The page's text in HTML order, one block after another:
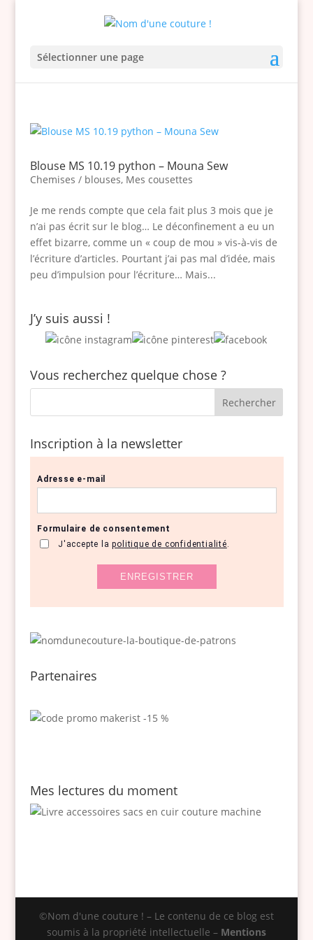
Sélectionner une page
Blouse MS 10.19 python – Mouna Sew
Chemises / blouses, Mes cousettes
Je me rends compte que cela fait plus 3 mois que je
n’ai pas écrit sur le blog… Le déconfinement a eu un
effet bizarre, comme un « coup de mou » vis-à-vis de
l’écriture d’articles. Pourtant j’ai pas mal d’idée, mais
peu d’impulsion pour l’écriture… Mais...
J’y suis aussi !
Vous recherchez quelque chose ?
Inscription à la newsletter
Partenaires
Mes lectures du moment
©Nom d'une couture ! – Le contenu de ce blog est
soumis à la propriété intellectuelle – Mentions